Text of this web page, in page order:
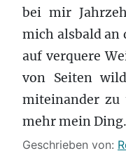
bei mir
mich alsbald an
auf verquere
von Seiten
miteinander zu
mehr mein Ding.
Details
Geschrieben von: